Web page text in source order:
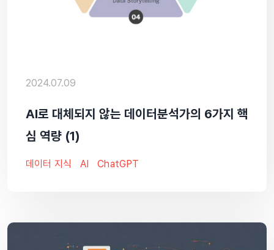
2024.07.09
AI로 대체되지 않는 데이터분석가의 6가지 핵
심 역량 (1)
데이터 지식 AI ChatGPT